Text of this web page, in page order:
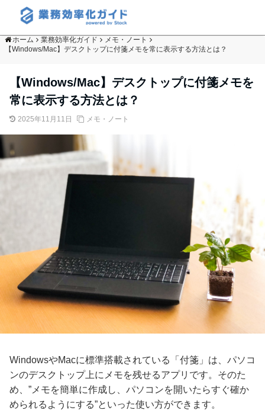
ホーム 業務効率化ガイド
メモ・ノート
【Windows/Mac】デスクトップに付箋メモを常に表示する方法とは？
【Windows/Mac】デスクトップに付箋メモを
常に表示する方法とは？
2025年11月11日 メモ・ノート
WindowsやMacに標準搭載されている「付箋」は、パソコ
ンのデスクトップ上にメモを残せるアプリです。そのた
め、”メモを簡単に作成し、パソコンを開いたらすぐ確か
められるようにする”といった使い方ができます。